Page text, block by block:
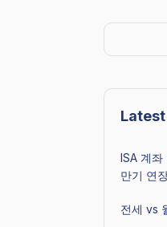
ISA 계좌
만기 연
전세 vs